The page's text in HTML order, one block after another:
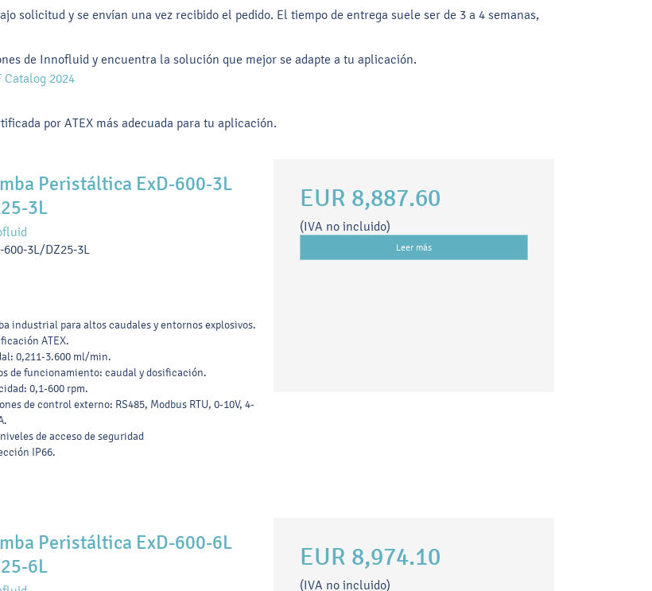
solicitud y se envían una vez recibido el pedido. El tiempo de entrega suele ser de 3 a 4 semanas,
de Innofluid y encuentra la solución que mejor se adapte a tu aplicación.
2024
por ATEX más adecuada para tu aplicación.
Peristáltica ExD-600-3L
3L
600-3L/DZ25-3L
industrial para altos caudales y entornos explosivos.
ATEX.
0,211-3.600 ml/min.
de funcionamiento: caudal y dosificación.
0,1-600 rpm.
de control externo: RS485, Modbus RTU, 0-10V, 4-
de acceso de seguridad
IP66.
EUR 8,887.60
(IVA no incluido)
Leer más
Peristáltica ExD-600-6L
6L
EUR 8,974.10
(IVA no incluido)